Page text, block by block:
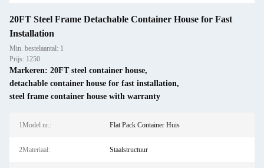
20FT Steel Frame Detachable Container House for Fast
Installation
Min. bestelaantal: 1
Prijs: 1250
Markeren: 20FT steel container house,
detachable container house for fast installation,
steel frame container house with warranty
1Model nr.: Flat Pack Container Huis
2Materiaal: Staalstructuur